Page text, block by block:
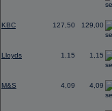
KBC 127,50 129,00
Lloyds 1,15 1,15
M&S 4,09 4,09